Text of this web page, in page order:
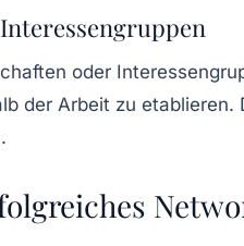
oder
der Arbeit zu